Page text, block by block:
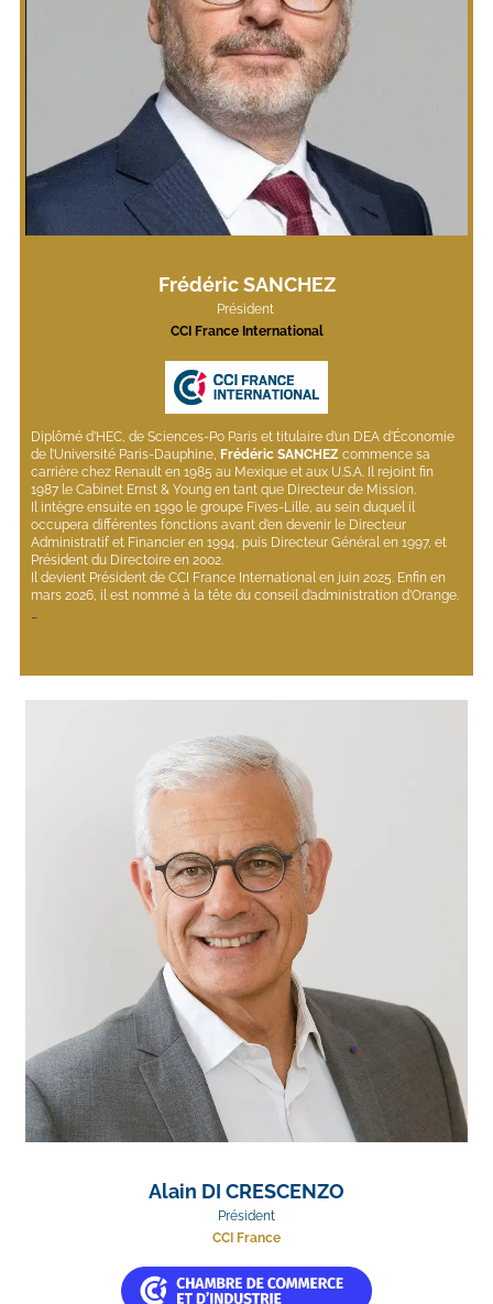
Frédéric SANCHEZ
Président
CCI France International
Diplômé d’HEC, de Sciences-Po Paris et titulaire d’un DEA d’Économie
de l’Université Paris-Dauphine, Frédéric SANCHEZ commence sa
carrière chez Renault en 1985 au Mexique et aux U.S.A. Il rejoint fin
1987 le Cabinet Ernst & Young en tant que Directeur de Mission.
Il intègre ensuite en 1990 le groupe Fives-Lille, au sein duquel il
occupera différentes fonctions avant d’en devenir le Directeur
Administratif et Financier en 1994, puis Directeur Général en 1997, et
Président du Directoire en 2002.
Il devient Président de CCI France International en juin 2025. Enfin en
mars 2026, il est nommé à la tête du conseil d’administration d’Orange.
Alain DI CRESCENZO
Président
CCI France